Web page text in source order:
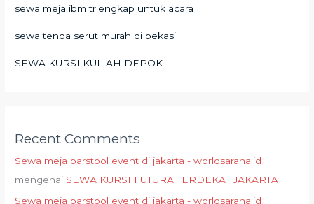
sewa meja ibm trlengkap untuk acara
sewa tenda serut murah di bekasi
SEWA KURSI KULIAH DEPOK
Recent Comments
Sewa meja barstool event di jakarta - worldsarana.id
mengenai SEWA KURSI FUTURA TERDEKAT JAKARTA
Sewa meja barstool event di jakarta - worldsarana.id